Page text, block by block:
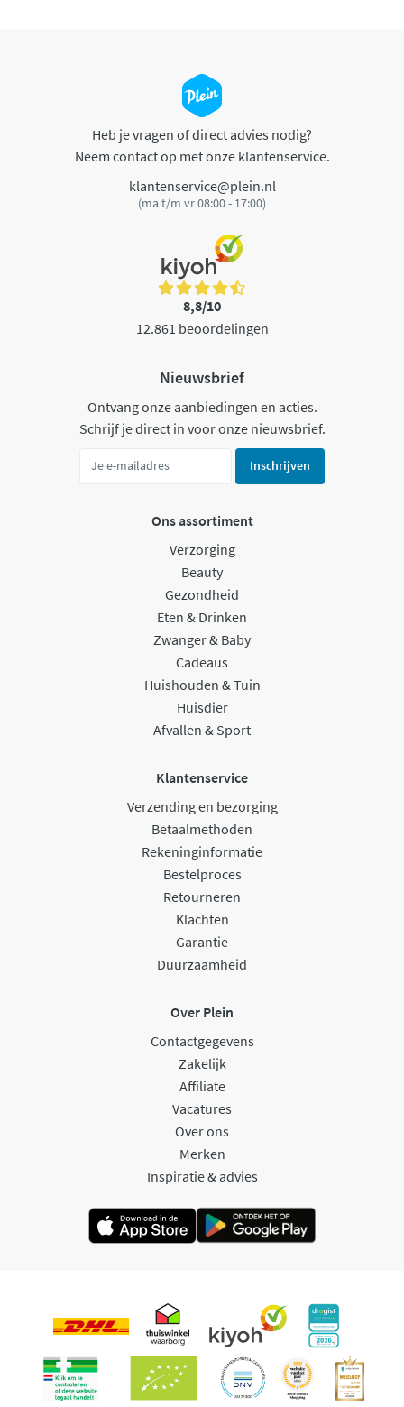
Heb je vragen of direct advies nodig?
Neem contact op met onze klantenservice.
klantenservice@plein.nl
(ma t/m vr 08:00 - 17:00)
8,8/10
12.861 beoordelingen
Nieuwsbrief
Ontvang onze aanbiedingen en acties.
Schrijf je direct in voor onze nieuwsbrief.
Inschrijven
Ons assortiment
Verzorging
Beauty
Gezondheid
Eten & Drinken
Zwanger & Baby
Cadeaus
Huishouden & Tuin
Huisdier
Afvallen & Sport
Klantenservice
Verzending en bezorging
Betaalmethoden
Rekeninginformatie
Bestelproces
Retourneren
Klachten
Garantie
Duurzaamheid
Over Plein
Contactgegevens
Zakelijk
Affiliate
Vacatures
Over ons
Merken
Inspiratie & advies